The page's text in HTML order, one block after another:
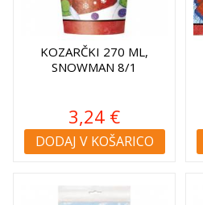
KOZARČKI 270 ML,
SNOWMAN 8/1
3,24 €
DODAJ V KOŠARICO